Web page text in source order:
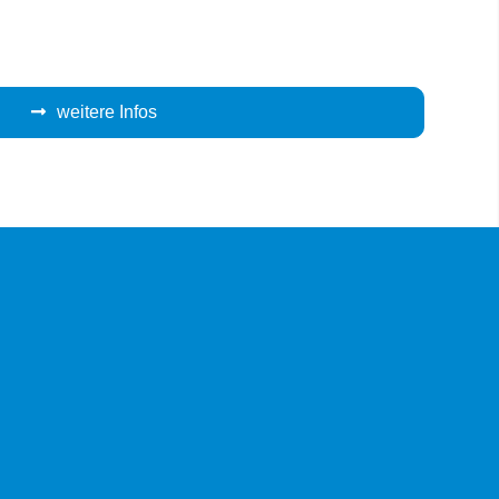
weitere Infos